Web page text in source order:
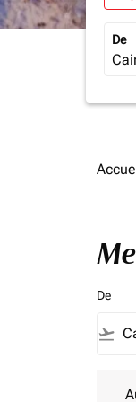
De
De
flight_takeoff